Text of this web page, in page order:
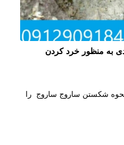
به منظور خرد کردن
شکستن ساروج ساروج را